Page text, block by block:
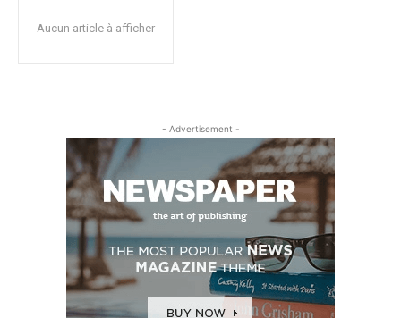
Aucun article à afficher
- Advertisement -